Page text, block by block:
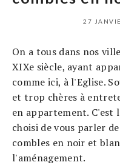
27
On a tous dans nos
XIXe siècle, ayant
comme ici, à l'Eglise.
et trop chères à
en appartement. C'est
choisi de vous parler
combles en noir et
l'aménagement.